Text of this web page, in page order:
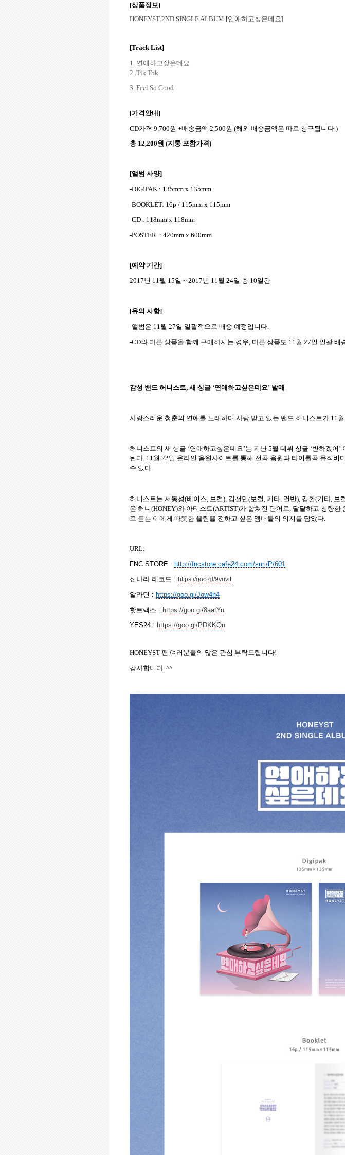
[상품정보]
HONEYST 2ND SINGLE ALBUM [연애하고싶은데요]
[Track List]
1. 연애하고싶은데요
2. Tik Tok
3. Feel So Good
[가격안내]
CD가격 9,700원 +배송금액 2,500원 (해외 배송금액은 따로 청구됩니다.)
총 12,200원 (지통 포함가격)
[앨범 사양]
-DIGIPAK : 135mm x 135mm
-BOOKLET: 16p / 115mm x 115mm
-CD : 118mm x 118mm
-POSTER : 420mm x 600mm
[예약 기간]
2017년 11월 15일 ~ 2017년 11월 24일 총 10일간
[유의 사항]
-앨범은 11월 27일 일괄적으로 배송 예정입니다.
-CD와 다른 상품을 함께 구매하시는 경우, 다른 상품도 11월 27일 일괄 배
감성 밴드 허니스트, 새 싱글 ‘연애하고싶은데요’ 발매
사랑스러운 청춘의 연애를 노래하며 사랑 받고 있는 밴드 허니스트가 11
허니스트의 새 싱글 ‘연애하고싶은데요’는 지난 5월 데뷔 싱글 ‘반하겠
된다. 11월 22일 온라인 음원사이트를 통해 전곡 음원과 타이틀곡 뮤직
수 있다.
허니스트는 서동성(베이스, 보컬), 김철민(보컬, 기타, 건반), 김환(기타,
은 허니(HONEY)와 아티스트(ARTIST)가 합쳐진 단어로, 달달하고 청량
로 듣는 이에게 따뜻한 울림을 전하고 싶은 멤버들의 의지를 담았다.
URL:
FNC STORE : http://fncstore.cafe24.com/surl/P/601
신나라 레코드 : https://goo.gl/9vuviL
알라딘 : https://goo.gl/Jow4h4
핫트랙스 : https://goo.gl/8aatYu
YES24 : https://goo.gl/PDKKQn
HONEYST 팬 여러분들의 많은 관심 부탁드립니다!
감사합니다. ^^